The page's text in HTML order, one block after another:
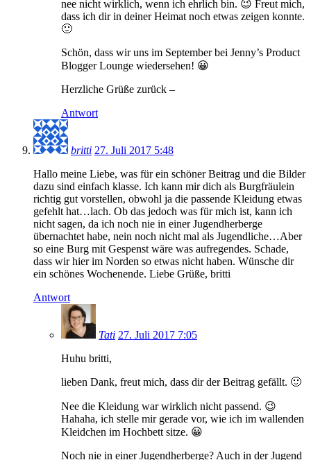
nee nicht wirklich, wenn ich ehrlich bin. 😉 Freut mich,
dass ich dir in deiner Heimat noch etwas zeigen konnte.
🙂
Schön, dass wir uns im September bei Jenny’s Product
Blogger Lounge wiedersehen! 😀
Herzliche Grüße zurück –
Antwort
britti 27. Juli 2017 5:48
Hallo meine Liebe, was für ein schöner Beitrag und die Bilder
dazu sind einfach klasse. Ich kann mir dich als Burgfräulein
richtig gut vorstellen, obwohl ja die passende Kleidung etwas
gefehlt hat…lach. Ob das jedoch was für mich ist, kann ich
nicht sagen, da ich noch nie in einer Jugendherberge
übernachtet habe, nein noch nicht mal als Jugendliche…Aber
so eine Burg mit Gespenst wäre was aufregendes. Schade,
dass wir hier im Norden so etwas nicht haben. Wünsche dir
ein schönes Wochenende. Liebe Grüße, britti
Antwort
Tati 27. Juli 2017 7:05
Huhu britti,
lieben Dank, freut mich, dass dir der Beitrag gefällt. 🙂
Nee die Kleidung war wirklich nicht passend. 😉
Hahaha, ich stelle mir gerade vor, wie ich im wallenden
Kleidchen im Hochbett sitze. 😀
Noch nie in einer Jugendherberge? Auch in der Jugend